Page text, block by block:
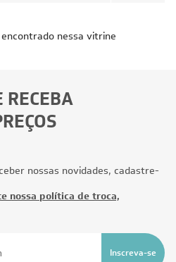
nessa vitrine
RECEBA
nossas novidades, cadastre-
nossa política de troca,
Inscreva-se